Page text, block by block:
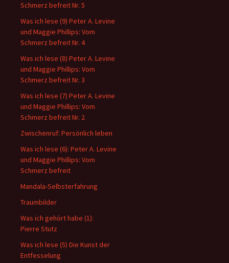
Schmerz befreit Nr. 5
Was ich lese (9) Peter A. Levine
und Maggie Phillips: Vom
Schmerz befreit Nr. 4
Was ich lese (8) Peter A. Levine
und Maggie Phillips: Vom
Schmerz befreit Nr. 3
Was ich lese (7) Peter A. Levine
und Maggie Phillips: Vom
Schmerz befreit Nr. 2
Zwischenruf: Persönlich leben
Was ich lese (6): Peter A. Levine
und Maggie Phillips: Vom
Schmerz befreit
Mandala-Selbsterfahrung
Traumbilder
Was ich gehört habe (1):
Pierre Stutz
Was ich lese (5) Die Kunst der
Entfesselung